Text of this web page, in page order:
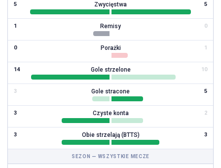
5 Zwycięstwa 5
1 Remisy 0
0 Porażki 1
14 Gole strzelone 10
3 Gole stracone 5
3 Czyste konta 2
3 Obie strzelają (BTTS) 3
SEZON — WSZYSTKIE MECZE